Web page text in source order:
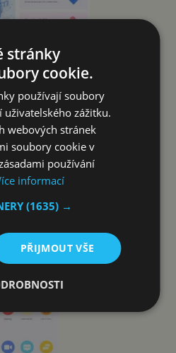
Kids Watch
z čínštiny)
ani praktické funkce pro
jebudíknebo aplikace
systému jsou také
stránky
cookie.
používají soubory
uživatelského zážitku.
webových stránek
soubory cookie v
používání
informací
(1635) →
PŘIJMOUT VŠE